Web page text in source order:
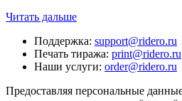
Читать дальше
Поддержка: support@ridero.ru
Печать тиража: print@ridero.ru
Наши услуги: order@ridero.ru
Предоставляя персональные